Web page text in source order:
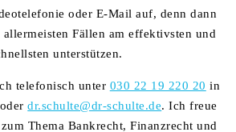
oder E-Mail auf, denn dann
Fällen am effektivsten und
unterstützen.
telefonisch unter 030 22 19 220 20 in
dr.schulte@dr-schulte.de. Ich freue
Thema Bankrecht, Finanzrecht und